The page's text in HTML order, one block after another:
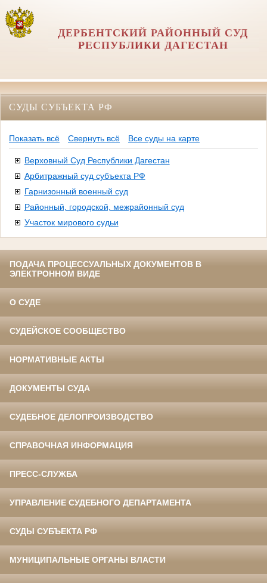
ДЕРБЕНТСКИЙ РАЙОННЫЙ СУД
РЕСПУБЛИКИ ДАГЕСТАН
СУДЫ СУБЪЕКТА РФ
Показать всё Свернуть всё Все суды на карте
Верховный Суд Республики Дагестан
Арбитражный суд субъекта РФ
Гарнизонный военный суд
Районный, городской, межрайонный суд
Участок мирового судьи
ПОДАЧА ПРОЦЕССУАЛЬНЫХ ДОКУМЕНТОВ В
ЭЛЕКТРОННОМ ВИДЕ
О СУДЕ
СУДЕЙСКОЕ СООБЩЕСТВО
НОРМАТИВНЫЕ АКТЫ
ДОКУМЕНТЫ СУДА
СУДЕБНОЕ ДЕЛОПРОИЗВОДСТВО
СПРАВОЧНАЯ ИНФОРМАЦИЯ
ПРЕСС-СЛУЖБА
УПРАВЛЕНИЕ СУДЕБНОГО ДЕПАРТАМЕНТА
СУДЫ СУБЪЕКТА РФ
МУНИЦИПАЛЬНЫЕ ОРГАНЫ ВЛАСТИ